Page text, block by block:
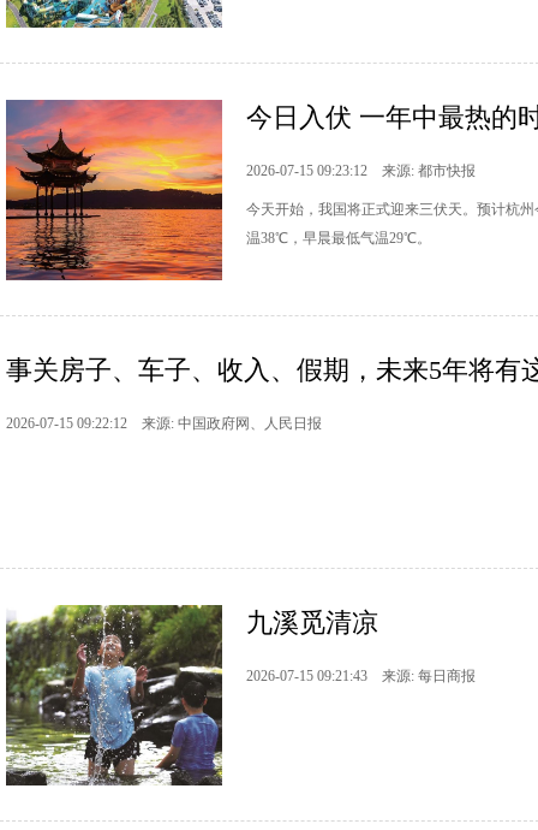
今日入伏 一年中最热的
2026-07-15 09:23:12 来源: 都市快报
今天开始，我国将正式迎来三伏天。预计杭
温38℃，早晨最低气温29℃。
事关房子、车子、收入、假期，未来5年将有
2026-07-15 09:22:12 来源: 中国政府网、人民日报
九溪觅清凉
2026-07-15 09:21:43 来源: 每日商报